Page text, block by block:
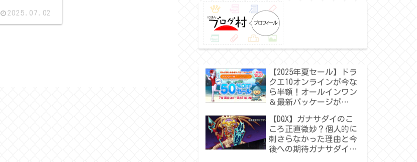
2025.07.02
【2025年夏セール】ドラ
クエ10オンラインが今な
ら半額！オールインワン
＆最新パッケージが
【DQX】ガナサダイのこ
ころ正直微妙？個人的に
刺さらなかった理由と今
後への期待ガナサダイの